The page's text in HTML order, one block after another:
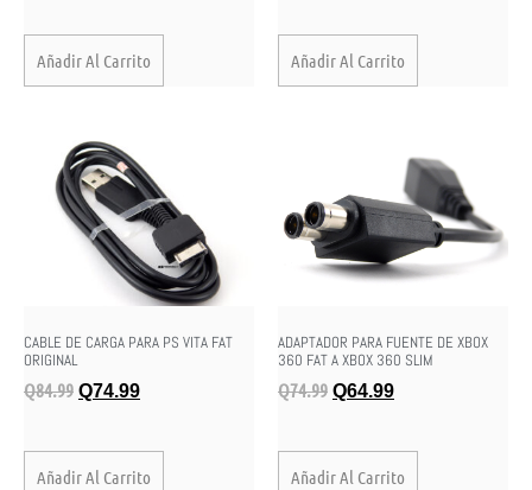
Añadir Al Carrito Añadir Al Carrito
CABLE DE CARGA PARA PS VITA FAT
ORIGINAL
Q84.99 Q74.99
Añadir Al Carrito
ADAPTADOR PARA FUENTE DE XBOX
360 FAT A XBOX 360 SLIM
Q74.99 Q64.99
Añadir Al Carrito